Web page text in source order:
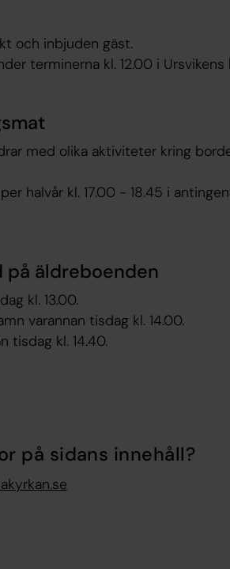
och inbjuden gäst.
terminerna kl. 12.00 i Ursvikens
med olika aktiviteter kring
halvår kl. 17.00 - 18.45 i
på äldreboenden
kl. 13.00.
varannan tisdag kl. 14.00.
tisdag kl. 14.40.
på sidans innehåll?